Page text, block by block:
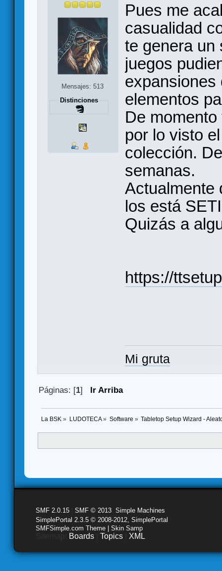
Mensajes: 513
Distinciones
Pues me
casualidad
te genera un
juegos
expansiones
elementos
De
por lo visto
colección.
semanas.
Actualmente
los está
Quizás a
https://
Mi gruta
Páginas: [1] Ir Arriba
La BSK » LUDOTECA» Software » Tabletop Setup Wizard -
SMF 2.0.15 SMF © 2013 Simple Machines
SimplePortal 2.3.5 © 2008-2012, SimplePortal
SMFSimple.com Theme | Skin Samp
Boards Topics XML